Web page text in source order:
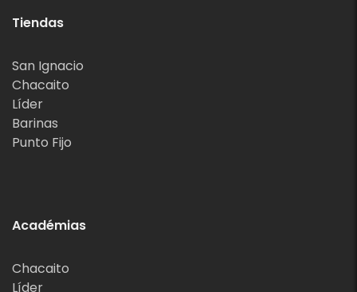
Tiendas
San Ignacio
Chacaito
Líder
Barinas
Punto Fijo
Académias
Chacaito
Líder